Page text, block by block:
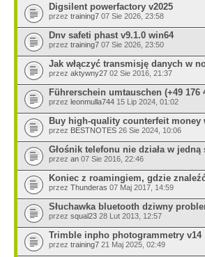
Digsilent powerfactory v2025
przez training7 07 Sie 2026, 23:58
Dnv safeti phast v9.1.0 win64
przez training7 07 Sie 2026, 23:50
Jak włączyć transmisję danych w
przez aktywny27 02 Sie 2016, 21:37
Führerschein umtauschen (+49 176
przez leonmulla744 15 Lip 2024, 01:02
Buy high-quality counterfeit money
przez BESTNOTES 26 Sie 2024, 10:06
Głośnik telefonu nie działa w jedną
przez an 07 Sie 2016, 22:46
Koniec z roamingiem, gdzie
przez Thunderas 07 Maj 2017, 14:59
Słuchawka bluetooth dziwny
przez squal23 28 Lut 2013, 12:57
Trimble inpho photogrammetry v14
przez training7 21 Maj 2025, 02:49